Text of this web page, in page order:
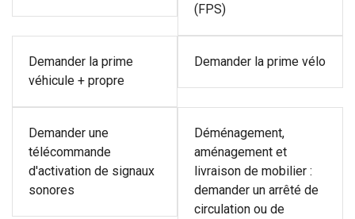
(FPS)
Demander la prime
véhicule + propre
Demander la prime vélo
Demander une
télécommande
d'activation de signaux
sonores
Déménagement,
aménagement et
livraison de mobilier :
demander un arrêté de
circulation ou de